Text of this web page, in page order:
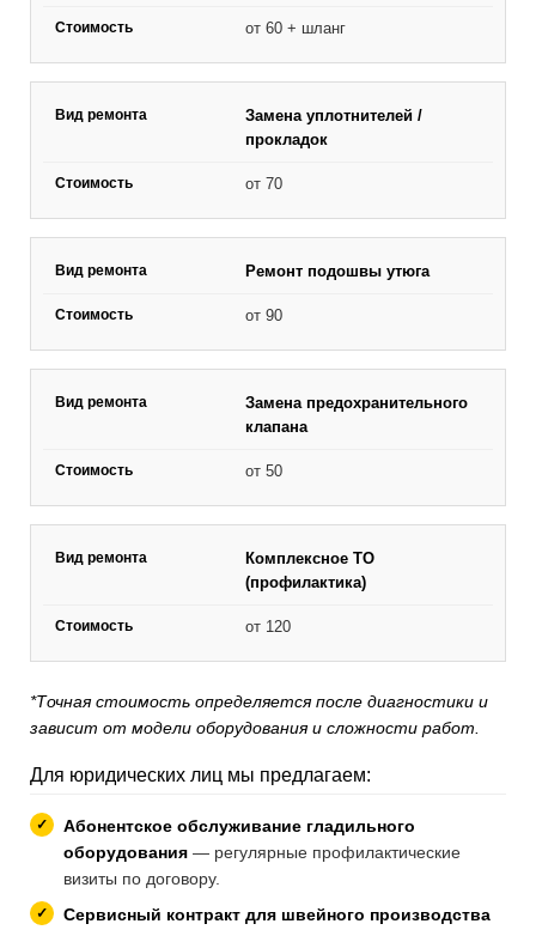
от 60 + шланг
Замена уплотнителей /
прокладок
от 70
Ремонт подошвы утюга
от 90
Замена предохранительного
клапана
от 50
Комплексное ТО
(профилактика)
от 120
*Точная стоимость определяется после диагностики и
зависит от модели оборудования и сложности работ.
Для юридических лиц мы предлагаем:
Абонентское обслуживание гладильного
оборудования — регулярные профилактические
визиты по договору.
Сервисный контракт для швейного производства